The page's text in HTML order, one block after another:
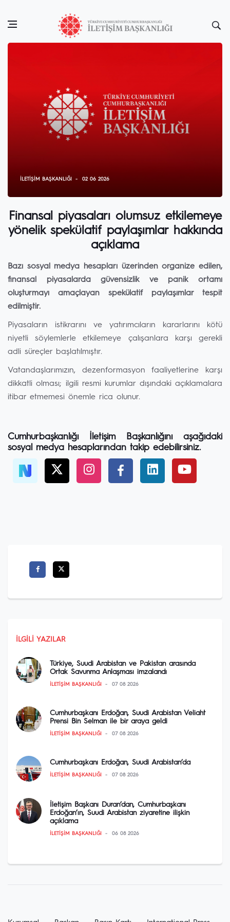
İLETIŞIM BAŞKANLIĞI 02 06 2026
Finansal piyasaları olumsuz etkilemeye
yönelik spekülatif paylaşımlar hakkında
açıklama
Bazı sosyal medya hesapları üzerinden organize edilen,
finansal piyasalarda güvensizlik ve panik ortamı
oluşturmayı amaçlayan spekülatif paylaşımlar tespit
edilmiştir.
Piyasaların istikrarını ve yatırımcıların kararlarını kötü
niyetli söylemlerle etkilemeye çalışanlara karşı gerekli
adli süreçler başlatılmıştır.
Vatandaşlarımızın, dezenformasyon faaliyetlerine karşı
dikkatli olması; ilgili resmi kurumlar dışındaki açıklamalara
itibar etmemesi önemle rica olunur.
Cumhurbaşkanlığı İletişim Başkanlığını aşağıdaki
sosyal medya hesaplarından takip edebilirsiniz.
İLGILI YAZILAR
Türkiye, Suudi Arabistan ve Pakistan arasında
Ortak Savunma Anlaşması imzalandı
İLETIŞIM BAŞKANLIĞI 07 08 2026
Cumhurbaşkanı Erdoğan, Suudi Arabistan Veliaht
Prensi Bin Selman ile bir araya geldi
İLETIŞIM BAŞKANLIĞI 07 08 2026
Cumhurbaşkanı Erdoğan, Suudi Arabistan’da
İLETIŞIM BAŞKANLIĞI 07 08 2026
İletişim Başkanı Duran’dan, Cumhurbaşkanı
Erdoğan’ın, Suudi Arabistan ziyaretine ilişkin
açıklama
İLETIŞIM BAŞKANLIĞI 06 08 2026